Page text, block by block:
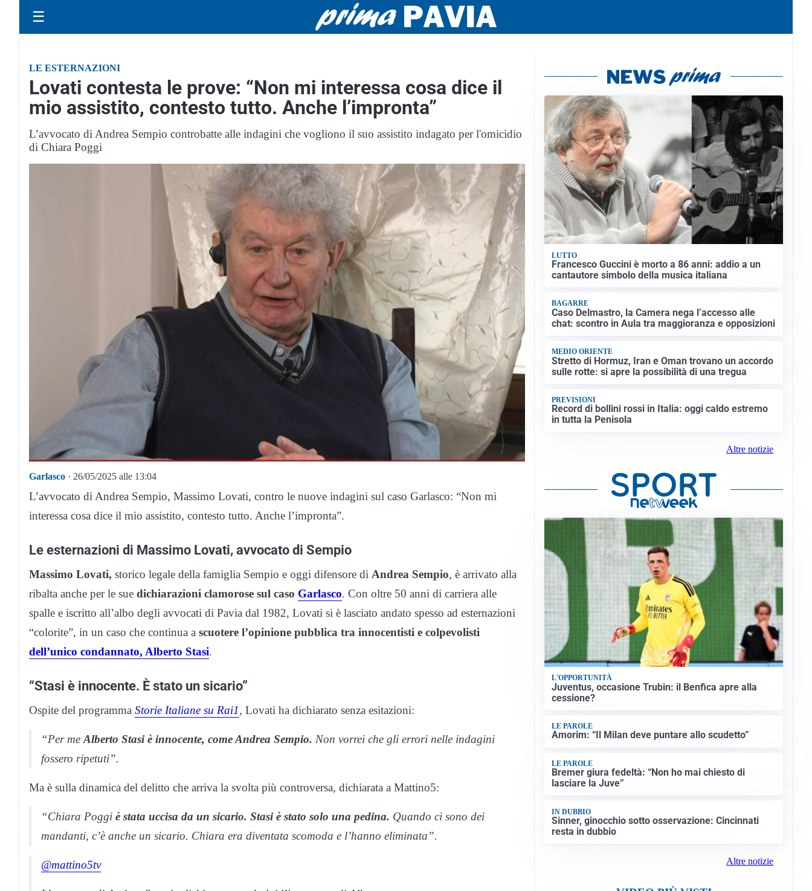
☰
LE ESTERNAZIONI
Lovati contesta le prove: “Non mi interessa cosa dice il
mio assistito, contesto tutto. Anche l’impronta”
L’avvocato di Andrea Sempio controbatte alle indagini che vogliono il suo assistito indagato per l'omicidio
di Chiara Poggi
Garlasco · 26/05/2025 alle 13:04
L’avvocato di Andrea Sempio, Massimo Lovati, contro le nuove indagini sul caso Garlasco: “Non mi
interessa cosa dice il mio assistito, contesto tutto. Anche l’impronta”.
Le esternazioni di Massimo Lovati, avvocato di Sempio
Massimo Lovati, storico legale della famiglia Sempio e oggi difensore di Andrea Sempio, è arrivato alla
ribalta anche per le sue dichiarazioni clamorose sul caso Garlasco. Con oltre 50 anni di carriera alle
spalle e iscritto all’albo degli avvocati di Pavia dal 1982, Lovati si è lasciato andato spesso ad esternazioni
“colorite”, in un caso che continua a scuotere l’opinione pubblica tra innocentisti e colpevolisti
dell’unico condannato, Alberto Stasi.
“Stasi è innocente. È stato un sicario”
Ospite del programma Storie Italiane su Rai1, Lovati ha dichiarato senza esitazioni:
“Per me Alberto Stasi è innocente, come Andrea Sempio. Non vorrei che gli errori nelle indagini
fossero ripetuti”.
Ma è sulla dinamica del delitto che arriva la svolta più controversa, dichiarata a Mattino5:
“Chiara Poggi è stata uccisa da un sicario. Stasi è stato solo una pedina. Quando ci sono dei
mandanti, c’è anche un sicario. Chiara era diventata scomoda e l’hanno eliminata”.
@mattino5tv
LUTTO
Francesco Guccini è morto a 86 anni: addio a un
cantautore simbolo della musica italiana
BAGARRE
Caso Delmastro, la Camera nega l’accesso alle
chat: scontro in Aula tra maggioranza e opposizioni
MEDIO ORIENTE
Stretto di Hormuz, Iran e Oman trovano un accordo
sulle rotte: si apre la possibilità di una tregua
PREVISIONI
Record di bollini rossi in Italia: oggi caldo estremo
in tutta la Penisola
Altre notizie
L'OPPORTUNITÀ
Juventus, occasione Trubin: il Benfica apre alla
cessione?
LE PAROLE
Amorim: “Il Milan deve puntare allo scudetto”
LE PAROLE
Bremer giura fedeltà: “Non ho mai chiesto di
lasciare la Juve”
IN DUBBIO
Sinner, ginocchio sotto osservazione: Cincinnati
resta in dubbio
Altre notizie